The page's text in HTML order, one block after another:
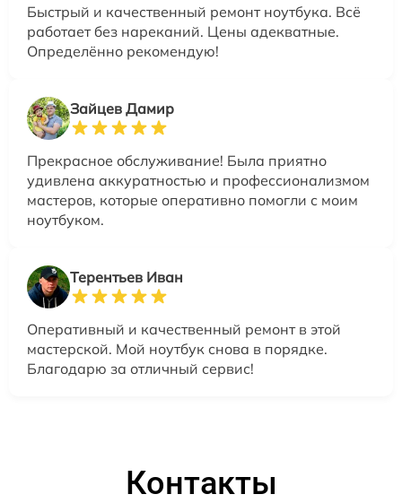
Быстрый и качественный ремонт ноутбука. Всё
работает без нареканий. Цены адекватные.
Определённо рекомендую!
Зайцев Дамир
Прекрасное обслуживание! Была приятно
удивлена аккуратностью и профессионализмом
мастеров, которые оперативно помогли с моим
ноутбуком.
Терентьев Иван
Оперативный и качественный ремонт в этой
мастерской. Мой ноутбук снова в порядке.
Благодарю за отличный сервис!
Контакты